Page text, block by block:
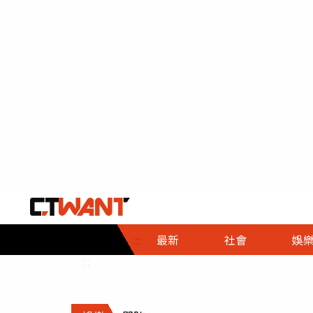
::: 最新 社會
社會首頁
時事
調查
娛樂
娛樂首頁
即時
財經首頁
熱線
政